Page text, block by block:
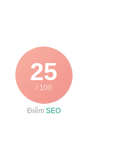
25
/ 100
Điểm SEO